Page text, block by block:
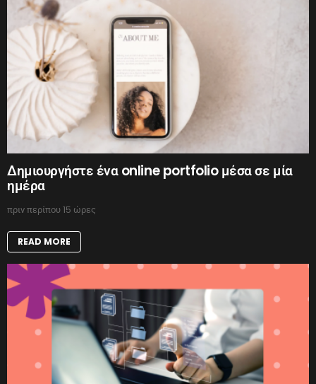
Δημιουργήστε ένα online portfolio μέσα σε μία
ημέρα
πριν περίπου 15 ώρες
READ MORE